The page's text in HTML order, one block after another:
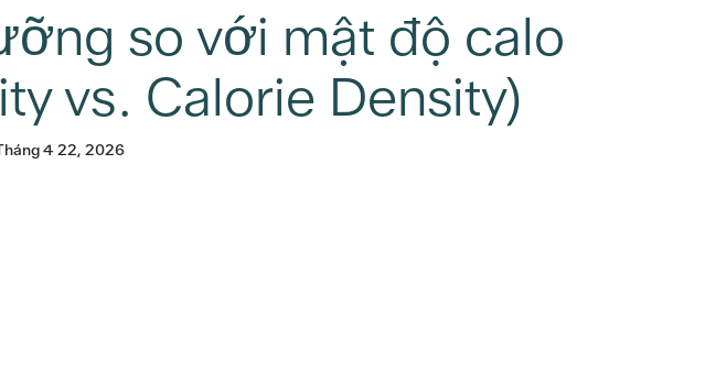
so với mật độ calo
vs. Calorie Density)
4 22, 2026